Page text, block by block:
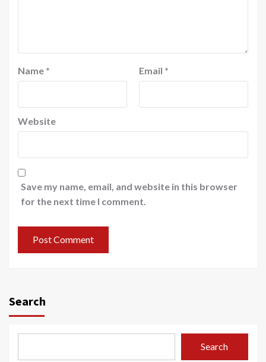
Name * Email *
Website
Save my name, email, and website in this browser
for the next time I comment.
Search
Search